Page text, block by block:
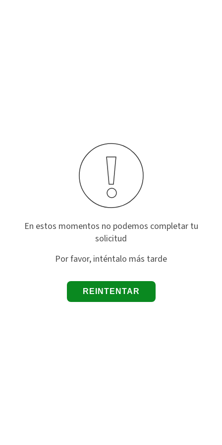
En estos momentos no podemos completar tu
solicitud
Por favor, inténtalo más tarde
REINTENTAR